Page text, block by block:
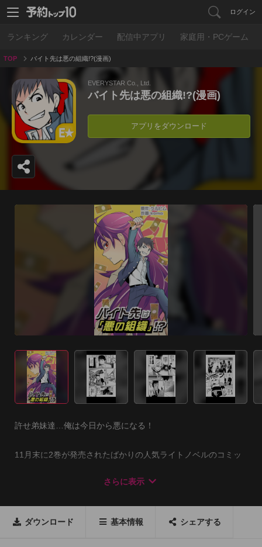
ログイン
ランキング カレンダー 配信中アプリ 家庭用・PCゲーム
TOP バイト先は悪の組織!?(漫画)
EVERYSTAR Co., Ltd.
バイト先は悪の組織!?(漫画)
アプリをダウンロード
許せ弟妹達…俺は今日から悪になる！
11月末に2巻が発売されたばかりの人気ライトノベルのコミッ
面倒な登録手続きなどなしにすぐにお楽しみいただけます。
かわいい弟妹を食わせるため、給料の高さに惹かれて悪の組織
さらに表示
ダウンロード 基本情報 シェアする